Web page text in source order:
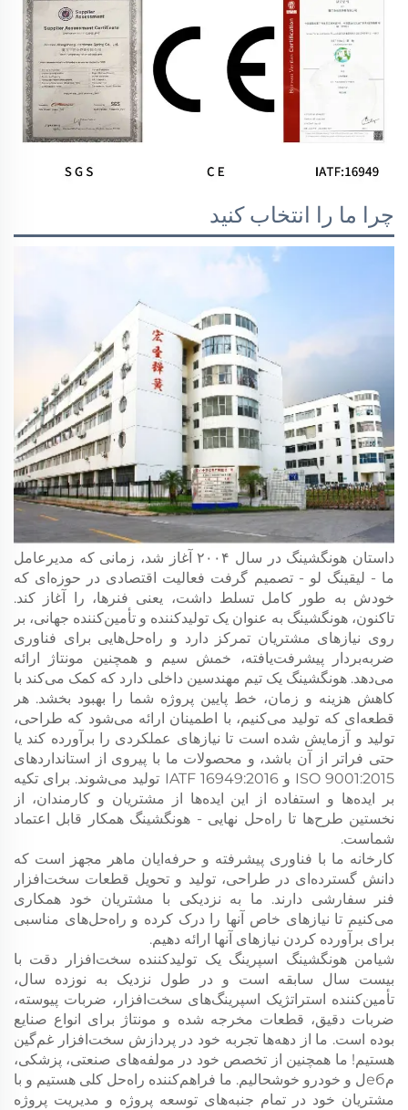
چرا ما را انتخاب کنید
داستان هونگشینگ در سال ۲۰۰۴ آغاز شد، زمانی که مدیرعامل
ما - لیقینگ لو - تصمیم گرفت فعالیت اقتصادی در حوزه‌ای که
خودش به طور کامل تسلط داشت، یعنی فنرها، را آغاز کند.
تاکنون، هونگشینگ به عنوان یک تولیدکننده و تأمین‌کننده جهانی، بر
روی نیازهای مشتریان تمرکز دارد و راه‌حل‌هایی برای فناوری
ضربه‌بردار پیشرفت‌یافته، خمش سیم و همچنین مونتاژ ارائه
می‌دهد. هونگشینگ یک تیم مهندسین داخلی دارد که کمک می‌کند با
کاهش هزینه و زمان، خط پایین پروژه شما را بهبود بخشد. هر
قطعه‌ای که تولید می‌کنیم، با اطمینان ارائه می‌شود که طراحی،
تولید و آزمایش شده است تا نیازهای عملکردی را برآورده کند یا
حتی فراتر از آن باشد، و محصولات ما با پیروی از استانداردهای
ISO 9001:2015 و IATF 16949:2016 تولید می‌شوند. برای تکیه
بر ایده‌ها و استفاده از این ایده‌ها از مشتریان و کارمندان، از
نخستین طرح‌ها تا راه‌حل نهایی - هونگشینگ همکار قابل اعتماد
شماست.
کارخانه ما با فناوری پیشرفته و حرفه‌ایان ماهر مجهز است که
دانش گسترده‌ای در طراحی، تولید و تحویل قطعات سخت‌افزار
فنر سفارشی دارند. ما به نزدیکی با مشتریان خود همکاری
می‌کنیم تا نیازهای خاص آنها را درک کرده و راه‌حل‌های مناسبی
برای برآورده کردن نیازهای آنها ارائه دهیم.
شیامن هونگشینگ اسپرینگ یک تولیدکننده سخت‌افزار دقت با
بیست سال سابقه است و در طول نزدیک به نوزده سال،
تأمین‌کننده استراتژیک اسپرینگ‌های سخت‌افزار، ضربات پیوسته،
ضربات دقیق، قطعات مخرجه شده و مونتاژ برای انواع صنایع
بوده است. ما از دهه‌ها تجربه خود در پردازش سخت‌افزار غم‌گین
هستیم! ما همچنین از تخصص خود در مولفه‌های صنعتی، پزشکی،
مебل و خودرو خوشحالیم. ما فراهم‌کننده راه‌حل کلی هستیم و با
مشتریان خود در تمام جنبه‌های توسعه پروژه و مدیریت پروژه